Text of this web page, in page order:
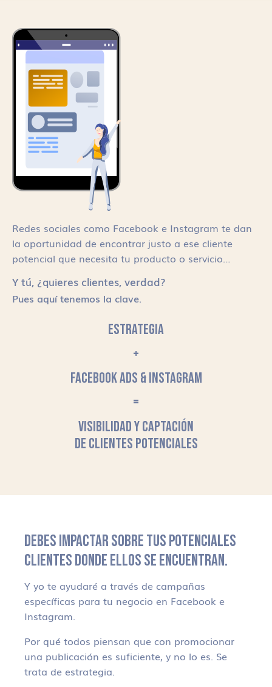
Redes sociales como Facebook e Instagram te dan
la oportunidad de encontrar justo a ese cliente
potencial que necesita tu producto o servicio…
Y tú, ¿quieres clientes, verdad?
Pues aquí tenemos la clave.
ESTRATEGIA
+
FACEBOOK ADS & INSTAGRAM
=
VISIBILIDAD Y CAPTACIÓN
DE CLIENTES POTENCIALES
DEBES IMPACTAR SOBRE TUS POTENCIALES
CLIENTES DONDE ELLOS SE ENCUENTRAN.
Y yo te ayudaré a través de campañas
específicas para tu negocio en Facebook e
Instagram.
Por qué todos piensan que con promocionar
una publicación es suficiente, y no lo es. Se
trata de estrategia.